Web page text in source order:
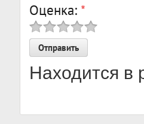
Оценка: *
Находится в